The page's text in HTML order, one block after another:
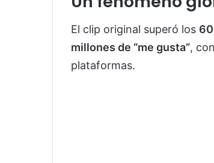
El clip original superó los
millones de “me gusta”,
plataformas.